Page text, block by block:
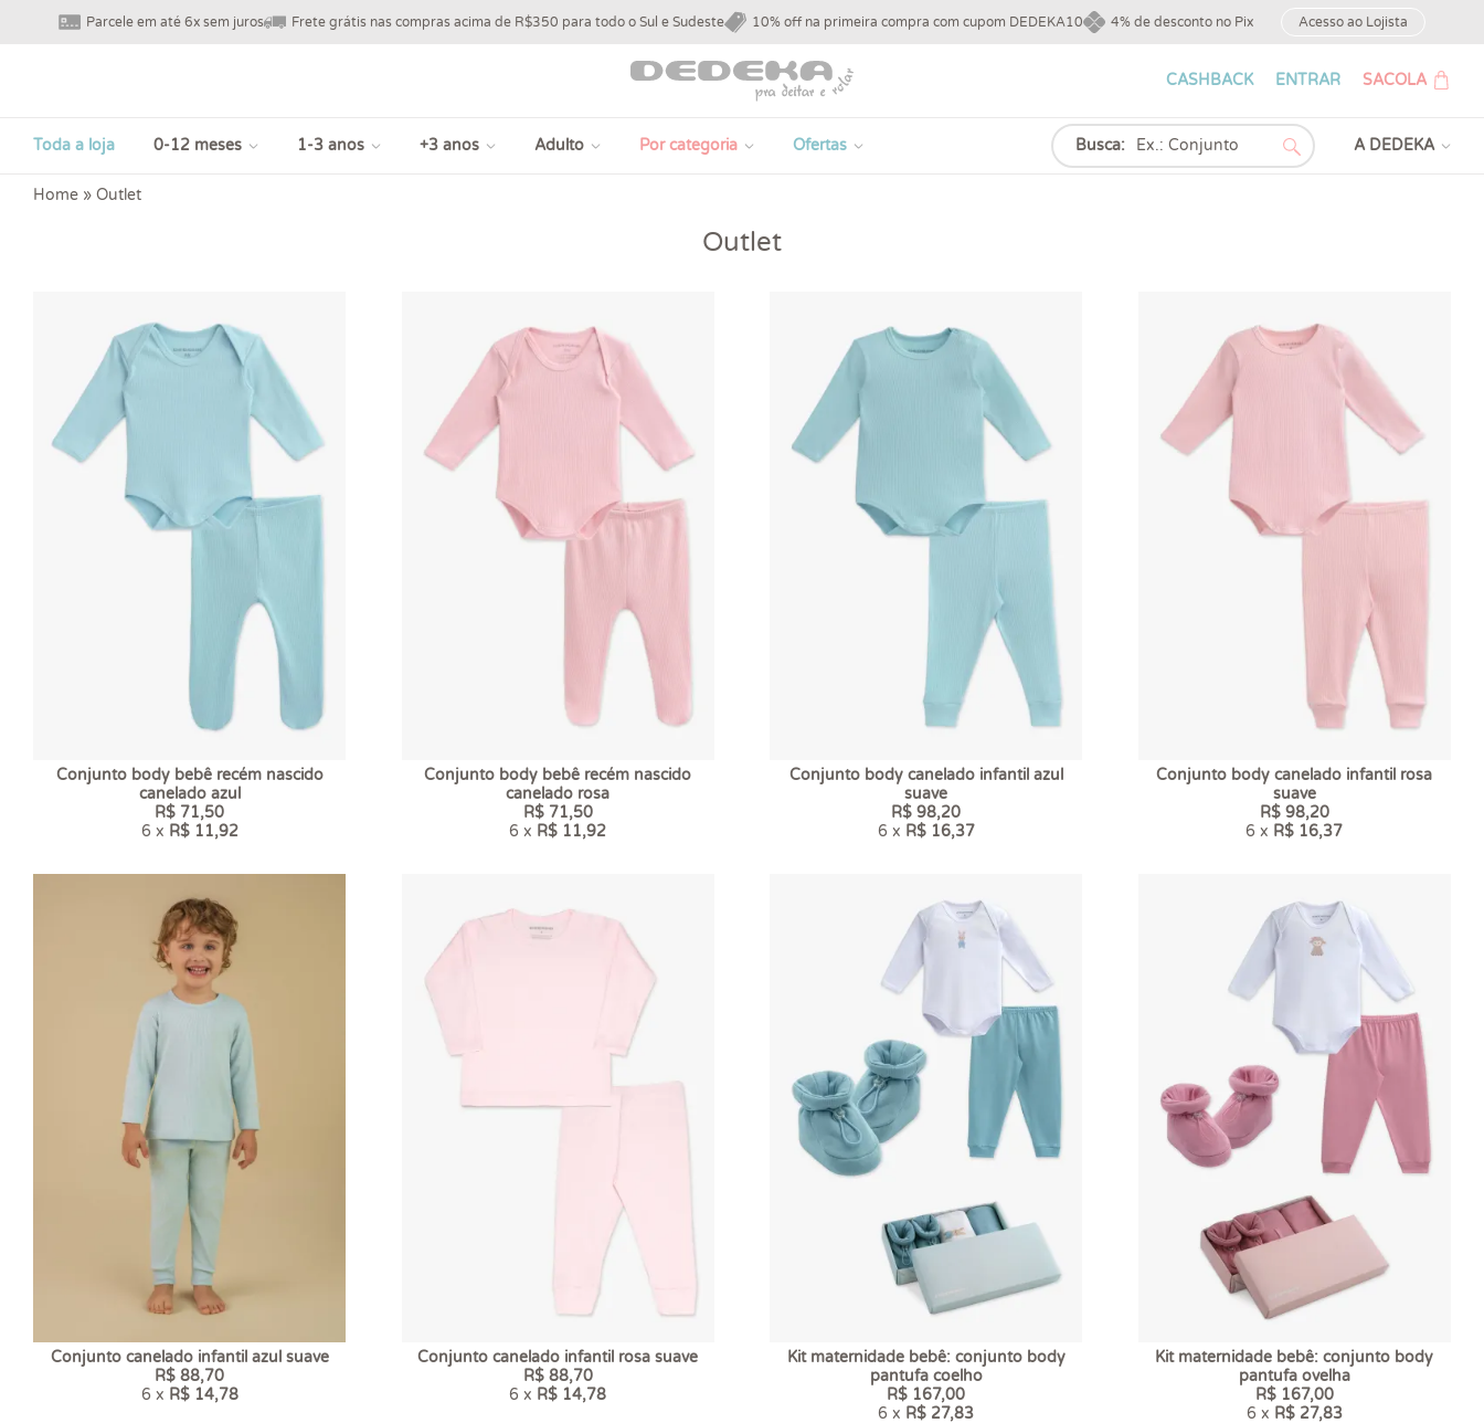
Parcele em até 6x sem juros Frete grátis nas compras acima de R$350 para todo o Sul e Sudeste 10% off na primeira compra com cupom DEDEKA10 4% de desconto no Pix Acesso ao Lojista
CASHBACK ENTRAR SACOLA
Toda a loja 0-12 meses 1-3 anos +3 anos Adulto Por categoria Ofertas A DEDEKA
Busca:
Home » Outlet
Outlet
Conjunto body bebê recém nascido
canelado azul
R$ 71,50
6 x R$ 11,92
Conjunto body bebê recém nascido
canelado rosa
R$ 71,50
6 x R$ 11,92
Conjunto body canelado infantil azul
suave
R$ 98,20
6 x R$ 16,37
Conjunto body canelado infantil rosa
suave
R$ 98,20
6 x R$ 16,37
Conjunto canelado infantil azul suave
R$ 88,70
6 x R$ 14,78
Conjunto canelado infantil rosa suave
R$ 88,70
6 x R$ 14,78
Kit maternidade bebê: conjunto body
pantufa coelho
R$ 167,00
6 x R$ 27,83
Kit maternidade bebê: conjunto body
pantufa ovelha
R$ 167,00
6 x R$ 27,83